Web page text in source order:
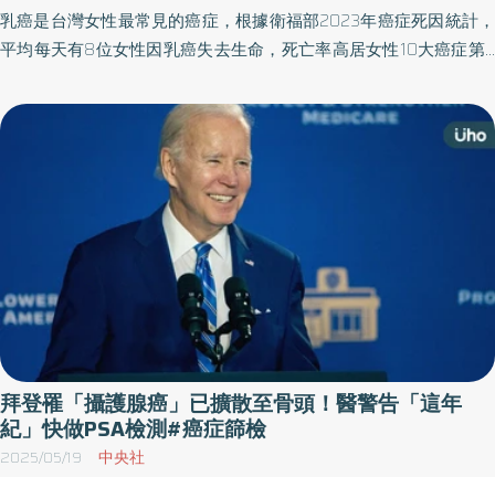
乳癌是台灣女性最常見的癌症，根據衛福部2023年癌症死因統計，
平均每天有8位女性因乳癌失去生命，死亡率高居女性10大癌症第2
亡率卻未如歐美等先進國家般下降，呼籲政府推動3大行動，目標是
在2040年前，逐年降低乳癌死亡率2.5%。
拜登罹「攝護腺癌」已擴散至骨頭！醫警告「這年
紀」快做PSA檢測#癌症篩檢
2025/05/19 中央社